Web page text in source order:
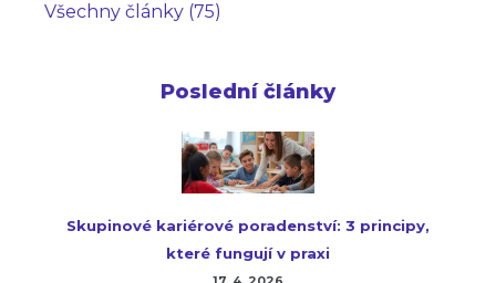
Všechny články (75)
Poslední články
Skupinové kariérové poradenství: 3 principy,
které fungují v praxi